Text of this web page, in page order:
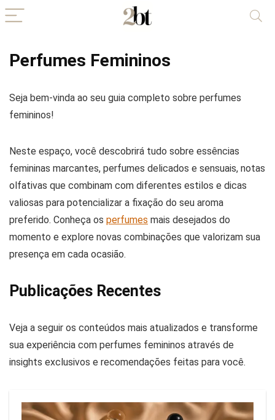
Perfumes Femininos
Seja bem-vinda ao seu guia completo sobre perfumes
femininos!
Neste espaço, você descobrirá tudo sobre essências
femininas marcantes, perfumes delicados e sensuais, notas
olfativas que combinam com diferentes estilos e dicas
valiosas para potencializar a fixação do seu aroma
preferido. Conheça os perfumes mais desejados do
momento e explore novas combinações que valorizam sua
presença em cada ocasião.
Publicações Recentes
Veja a seguir os conteúdos mais atualizados e transforme
sua experiência com perfumes femininos através de
insights exclusivos e recomendações feitas para você.